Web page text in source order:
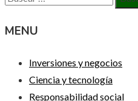
MENU
Inversiones y negocios
Ciencia y tecnología
Responsabilidad social